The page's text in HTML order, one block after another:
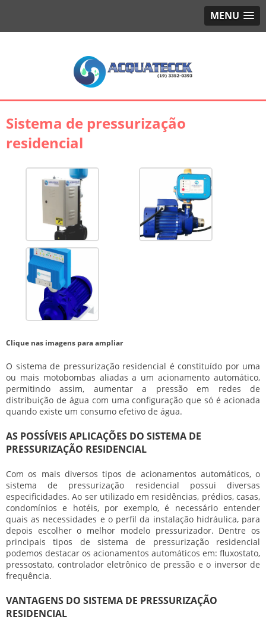
MENU
Sistema de pressurização
residencial
Clique nas imagens para ampliar
O sistema de pressurização residencial é constituído por uma
ou mais motobombas aliadas a um acionamento automático,
permitindo assim, aumentar a pressão em redes de
distribuição de água com uma configuração que só é acionada
quando existe um consumo efetivo de água.
AS POSSÍVEIS APLICAÇÕES DO SISTEMA DE
PRESSURIZAÇÃO RESIDENCIAL
Com os mais diversos tipos de acionamentos automáticos, o
sistema de pressurização residencial possui diversas
especificidades. Ao ser utilizado em residências, prédios, casas,
condomínios e hotéis, por exemplo, é necessário entender
quais as necessidades e o perfil da instalação hidráulica, para
depois escolher o melhor modelo pressurizador. Dentre os
principais tipos de sistema de pressurização residencial
podemos destacar os acionamentos automáticos em: fluxostato,
pressostato, controlador eletrônico de pressão e o inversor de
frequência.
VANTAGENS DO SISTEMA DE PRESSURIZAÇÃO
RESIDENCIAL